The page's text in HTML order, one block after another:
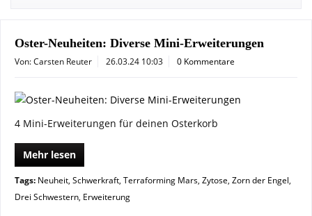
Oster-Neuheiten: Diverse Mini-Erweiterungen
Von: Carsten Reuter 26.03.24 10:03 0 Kommentare
4 Mini-Erweiterungen für deinen Osterkorb
Mehr lesen
Tags: Neuheit, Schwerkraft, Terraforming Mars, Zytose, Zorn der Engel,
Drei Schwestern, Erweiterung